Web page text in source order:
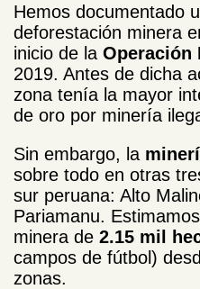
Hemos documentado
deforestación minera
inicio de la Operación
2019. Antes de dicha
zona tenía la mayor
de oro por minería
Sin embargo, la
sobre todo en otras
sur peruana: Alto
Pariamanu.
minera de 2.15 mil
campos de fútbol)
zonas.